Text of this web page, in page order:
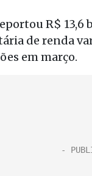
R$
de renda
em março.